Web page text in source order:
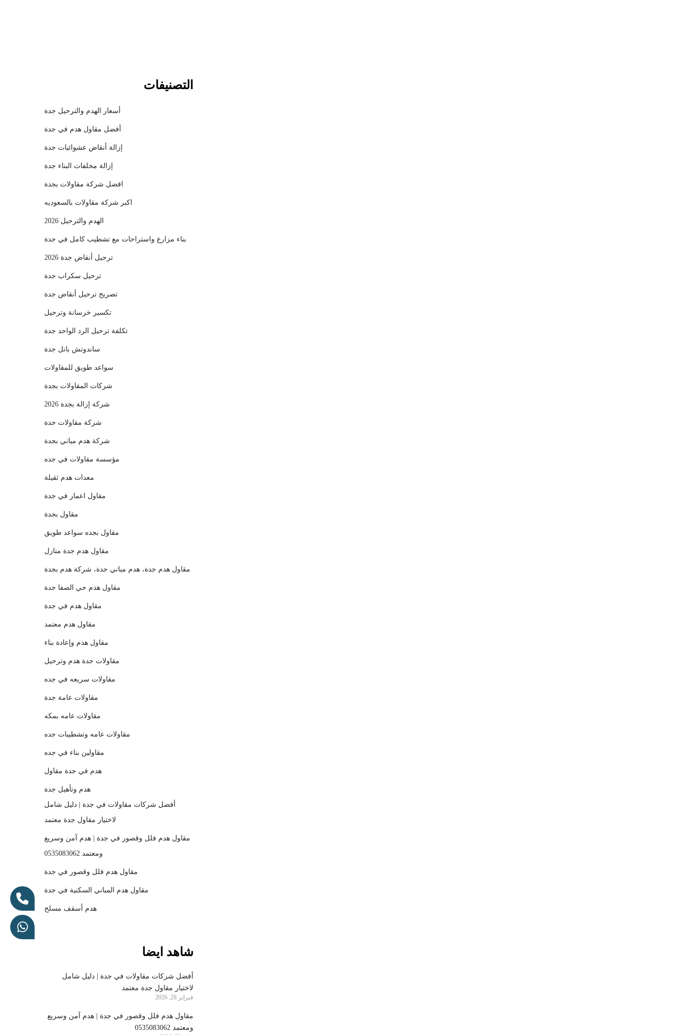
التصنيفات
أسعار الهدم والترحيل جدة
أفضل مقاول هدم في جدة
إزالة أنقاض عشوائيات جدة
إزالة مخلفات البناء جدة
افضل شركة مقاولات بجدة
اكبر شركة مقاولات بالسعوديه
الهدم والترحيل 2026
بناء مزارع واستراحات مع تشطيب كامل في جدة
ترحيل أنقاض جدة 2026
ترحيل سكراب جدة
تصريح ترحيل أنقاض جدة
تكسير خرسانة وترحيل
تكلفة ترحيل الرد الواحد جدة
ساندوتش بانل جدة
سواعد طويق للمقاولات
شركات المقاولات بجدة
شركة إزالة بجدة 2026
شركة مقاولات جدة
شركة هدم مباني بجدة
مؤسسة مقاولات في جده
معدات هدم ثقيلة
مقاول اعمار في جدة
مقاول بجدة
مقاول بجده سواعد طويق
مقاول هدم جدة منازل
مقاول هدم جدة، هدم مباني جدة، شركة هدم بجدة
مقاول هدم حي الصفا جدة
مقاول هدم في جدة
مقاول هدم معتمد
مقاول هدم وإعادة بناء
مقاولات جدة هدم وترحيل
مقاولات سريعه في جده
مقاولات عامة جدة
مقاولات عامه بمكه
مقاولات عامه وتشطيبات جده
مقاولين بناء في جده
هدم في جدة مقاول
هدم وتأهيل جدة
أفضل شركات مقاولات في جدة | دليل شامل
لاختيار مقاول جدة معتمد
مقاول هدم فلل وقصور في جدة | هدم آمن وسريع
ومعتمد 0535083062
مقاول هدم فلل وقصور في جدة
مقاول هدم المباني السكنية في جدة
هدم أسقف مسلح
شاهد ايضا
أفضل شركات مقاولات في جدة | دليل شامل
لاختيار مقاول جدة معتمد
فبراير 28, 2026
مقاول هدم فلل وقصور في جدة | هدم آمن وسريع
ومعتمد 0535083062